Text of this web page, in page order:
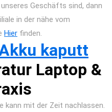
Geschäfts sind, dann
in der nähe vom
Hier finden.
kaputt
Laptop &
kann mit der Zeit nachlassen.